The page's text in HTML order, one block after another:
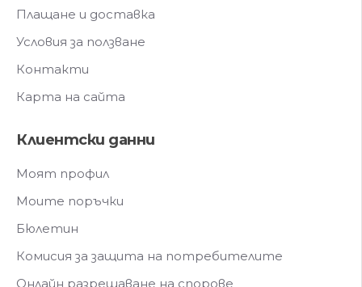
Плащане и доставка
Условия за ползване
Контакти
Карта на сайта
Клиентски данни
Моят профил
Моите поръчки
Бюлетин
Комисия за защита на потребителите
Онлайн разрешаване на спорове